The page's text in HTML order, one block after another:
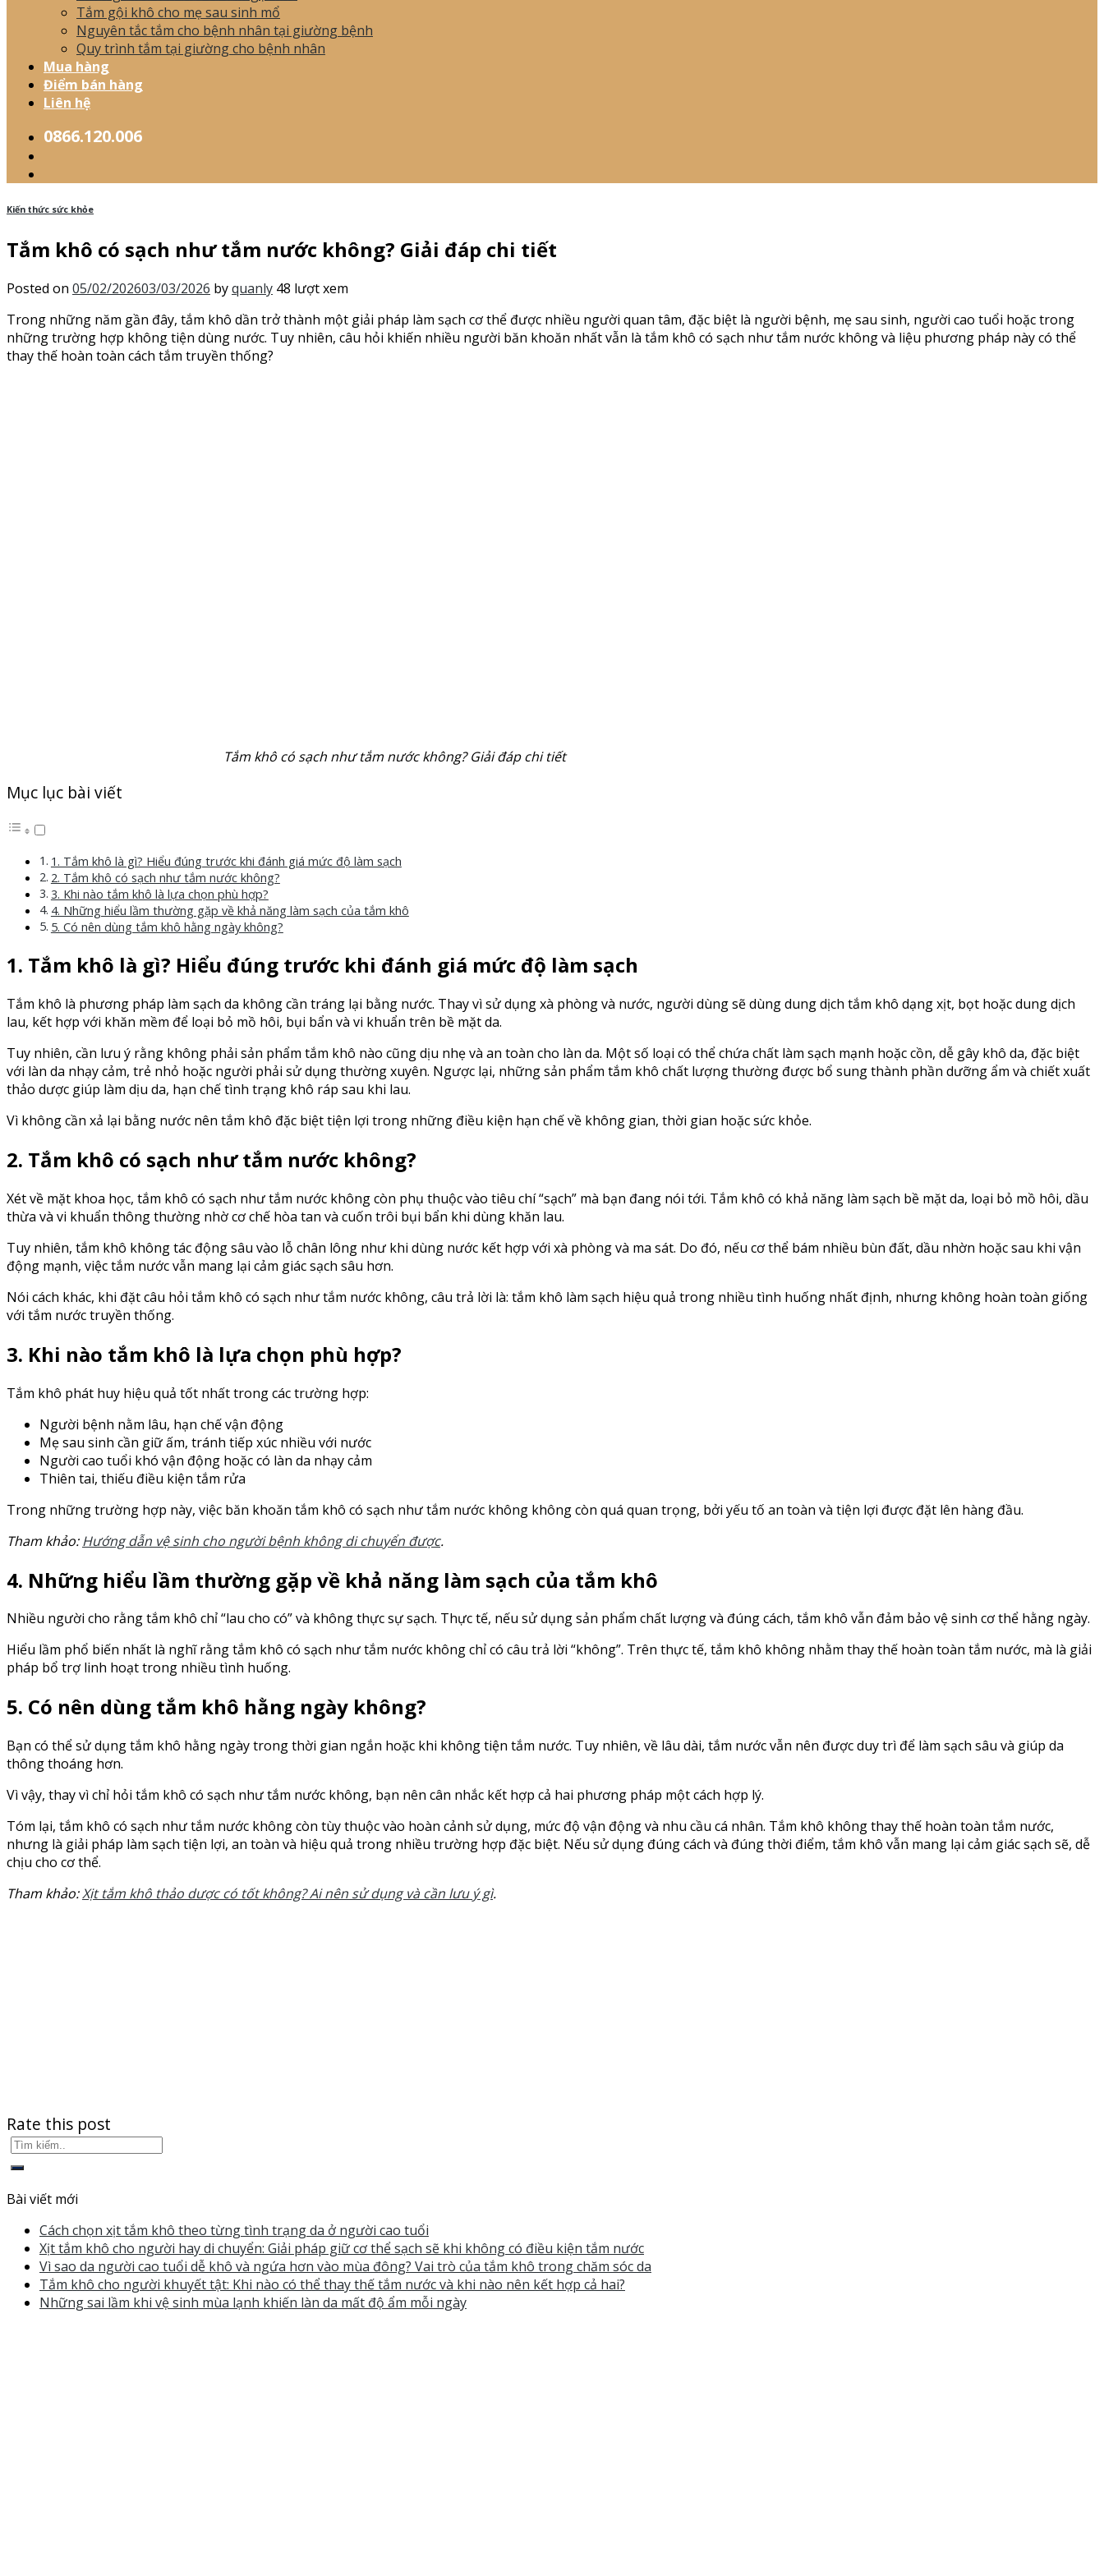
Tắm gội khô cho mẹ sau sinh mổ
Nguyên tắc tắm cho bệnh nhân tại giường bệnh
Quy trình tắm tại giường cho bệnh nhân
Mua hàng
Điểm bán hàng
Liên hệ
0866.120.006
Kiến thức sức khỏe
Tắm khô có sạch như tắm nước không? Giải đáp chi tiết
Posted on 05/02/202603/03/2026 byquanly 48 lượt xem
Trong những năm gần đây, tắm khô dần trở thành một giải pháp làm sạch cơ thể được nhiều người quan tâm, đặc biệt là người bệnh, mẹ sau sinh, người cao tuổi hoặc trong
những trường hợp không tiện dùng nước. Tuy nhiên, câu hỏi khiến nhiều người băn khoăn nhất vẫn là tắm khô có sạch như tắm nước không và liệu phương pháp này có thể
thay thế hoàn toàn cách tắm truyền thống?
Tắm khô có sạch như tắm nước không? Giải đáp chi tiết
Mục lục bài viết
1. Tắm khô là gì? Hiểu đúng trước khi đánh giá mức độ làm sạch
2. Tắm khô có sạch như tắm nước không?
3. Khi nào tắm khô là lựa chọn phù hợp?
4. Những hiểu lầm thường gặp về khả năng làm sạch của tắm khô
5. Có nên dùng tắm khô hằng ngày không?
1. Tắm khô là gì? Hiểu đúng trước khi đánh giá mức độ làm sạch
Tắm khô là phương pháp làm sạch da không cần tráng lại bằng nước. Thay vì sử dụng xà phòng và nước, người dùng sẽ dùng dung dịch tắm khô dạng xịt, bọt hoặc dung dịch
lau, kết hợp với khăn mềm để loại bỏ mồ hôi, bụi bẩn và vi khuẩn trên bề mặt da.
Tuy nhiên, cần lưu ý rằng không phải sản phẩm tắm khô nào cũng dịu nhẹ và an toàn cho làn da. Một số loại có thể chứa chất làm sạch mạnh hoặc cồn, dễ gây khô da, đặc biệt
với làn da nhạy cảm, trẻ nhỏ hoặc người phải sử dụng thường xuyên. Ngược lại, những sản phẩm tắm khô chất lượng thường được bổ sung thành phần dưỡng ẩm và chiết xuất
thảo dược giúp làm dịu da, hạn chế tình trạng khô ráp sau khi lau.
Vì không cần xả lại bằng nước nên tắm khô đặc biệt tiện lợi trong những điều kiện hạn chế về không gian, thời gian hoặc sức khỏe.
2. Tắm khô có sạch như tắm nước không?
Xét về mặt khoa học, tắm khô có sạch như tắm nước không còn phụ thuộc vào tiêu chí “sạch” mà bạn đang nói tới. Tắm khô có khả năng làm sạch bề mặt da, loại bỏ mồ hôi, dầu
thừa và vi khuẩn thông thường nhờ cơ chế hòa tan và cuốn trôi bụi bẩn khi dùng khăn lau.
Tuy nhiên, tắm khô không tác động sâu vào lỗ chân lông như khi dùng nước kết hợp với xà phòng và ma sát. Do đó, nếu cơ thể bám nhiều bùn đất, dầu nhờn hoặc sau khi vận
động mạnh, việc tắm nước vẫn mang lại cảm giác sạch sâu hơn.
Nói cách khác, khi đặt câu hỏi tắm khô có sạch như tắm nước không, câu trả lời là: tắm khô làm sạch hiệu quả trong nhiều tình huống nhất định, nhưng không hoàn toàn giống
với tắm nước truyền thống.
3. Khi nào tắm khô là lựa chọn phù hợp?
Tắm khô phát huy hiệu quả tốt nhất trong các trường hợp:
Người bệnh nằm lâu, hạn chế vận động
Mẹ sau sinh cần giữ ấm, tránh tiếp xúc nhiều với nước
Người cao tuổi khó vận động hoặc có làn da nhạy cảm
Thiên tai, thiếu điều kiện tắm rửa
Trong những trường hợp này, việc băn khoăn tắm khô có sạch như tắm nước không không còn quá quan trọng, bởi yếu tố an toàn và tiện lợi được đặt lên hàng đầu.
Tham khảo:Hướng dẫn vệ sinh cho người bệnh không di chuyển được.
4. Những hiểu lầm thường gặp về khả năng làm sạch của tắm khô
Nhiều người cho rằng tắm khô chỉ “lau cho có” và không thực sự sạch. Thực tế, nếu sử dụng sản phẩm chất lượng và đúng cách, tắm khô vẫn đảm bảo vệ sinh cơ thể hằng ngày.
Hiểu lầm phổ biến nhất là nghĩ rằng tắm khô có sạch như tắm nước không chỉ có câu trả lời “không”. Trên thực tế, tắm khô không nhằm thay thế hoàn toàn tắm nước, mà là giải
pháp bổ trợ linh hoạt trong nhiều tình huống.
5. Có nên dùng tắm khô hằng ngày không?
Bạn có thể sử dụng tắm khô hằng ngày trong thời gian ngắn hoặc khi không tiện tắm nước. Tuy nhiên, về lâu dài, tắm nước vẫn nên được duy trì để làm sạch sâu và giúp da
thông thoáng hơn.
Vì vậy, thay vì chỉ hỏi tắm khô có sạch như tắm nước không, bạn nên cân nhắc kết hợp cả hai phương pháp một cách hợp lý.
Tóm lại, tắm khô có sạch như tắm nước không còn tùy thuộc vào hoàn cảnh sử dụng, mức độ vận động và nhu cầu cá nhân. Tắm khô không thay thế hoàn toàn tắm nước,
nhưng là giải pháp làm sạch tiện lợi, an toàn và hiệu quả trong nhiều trường hợp đặc biệt. Nếu sử dụng đúng cách và đúng thời điểm, tắm khô vẫn mang lại cảm giác sạch sẽ, dễ
chịu cho cơ thể.
Tham khảo:Xịt tắm khô thảo dược có tốt không? Ai nên sử dụng và cần lưu ý gì.
Rate this post
Bài viết mới
Cách chọn xịt tắm khô theo từng tình trạng da ở người cao tuổi
Xịt tắm khô cho người hay di chuyển: Giải pháp giữ cơ thể sạch sẽ khi không có điều kiện tắm nước
Vì sao da người cao tuổi dễ khô và ngứa hơn vào mùa đông? Vai trò của tắm khô trong chăm sóc da
Tắm khô cho người khuyết tật: Khi nào có thể thay thế tắm nước và khi nào nên kết hợp cả hai?
Những sai lầm khi vệ sinh mùa lạnh khiến làn da mất độ ẩm mỗi ngày